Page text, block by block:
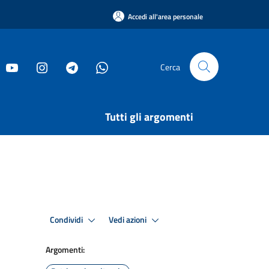
Accedi all'area personale
Cerca
Tutti gli argomenti
Condividi Vedi azioni
Argomenti: